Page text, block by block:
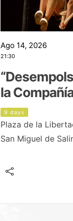
Ago 14, 2026
21:30
la
9 days
Plaza de la
San Miguel de